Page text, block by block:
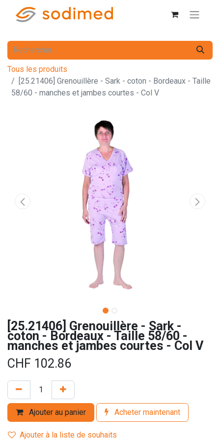
Tous les produits
[25.21406] Grenouillère - Sark - coton - Bordeaux - Taille
58/60 - manches et jambes courtes - Col V
[25.21406] Grenouillère - Sark -
coton - Bordeaux - Taille 58/60 -
manches et jambes courtes - Col V
CHF 102.86
Ajouter au panier Acheter maintenant
Ajouter à la liste de souhaits